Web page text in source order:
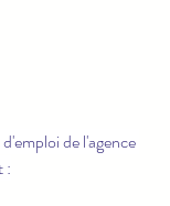
de l'agence
: